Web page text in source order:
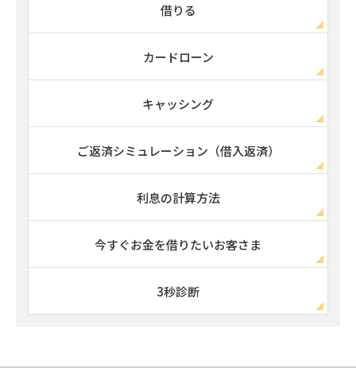
借りる
カードローン
キャッシング
ご返済シミュレーション（借入返済）
利息の計算方法
今すぐお金を借りたいお客さま
3秒診断